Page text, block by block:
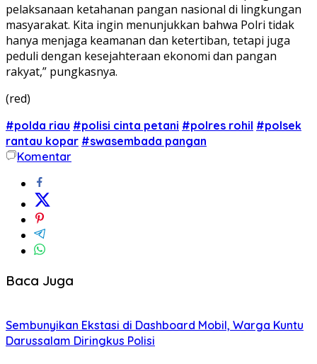
pelaksanaan ketahanan pangan nasional di lingkungan
masyarakat. Kita ingin menunjukkan bahwa Polri tidak
hanya menjaga keamanan dan ketertiban, tetapi juga
peduli dengan kesejahteraan ekonomi dan pangan
rakyat,” pungkasnya.
(red)
#polda riau #polisi cinta petani #polres rohil #polsek
rantau kopar #swasembada pangan
Komentar
Baca Juga
Sembunyikan Ekstasi di Dashboard Mobil, Warga Kuntu
Darussalam Diringkus Polisi